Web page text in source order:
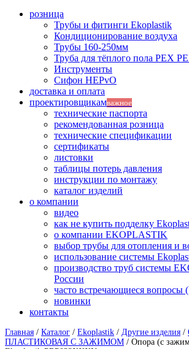
розница
Трубы и фитинги Ekoplastik
Кондиционирование воздуха
Трубы 160-250мм
Труба для тёплого пола PEX
Инструменты
Сифон HEPvO
доставка и оплата
проектировщикамважное
технические паспорта
рекомендованная розница
технические спецификации
сертификаты
листовки
таблицы потерь давления
инструкции по монтажу
каталог изделий
о компании
видео
как не купить подделку
о компании EKOPLASTIK
выбор трубы для отопления и
использование системы
производство труб системы
России
часто встречающиеся вопросы
новинки
контакты
Главная / Каталог / Ekoplastik / Другие изделия /
ПЛАСТИКОВАЯ С ЗАЖИМОМ / Опора (с